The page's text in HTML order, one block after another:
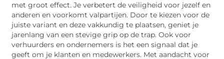
met groot effect. Je verbetert de veiligheid voor jezelf en
anderen en voorkomt valpartijen. Door te kiezen voor de
juiste variant en deze vakkundig te plaatsen, geniet je
jarenlang van een stevige grip op de trap. Ook voor
verhuurders en ondernemers is het een signaal dat je
geeft om je klanten en medewerkers. Met aandacht voor